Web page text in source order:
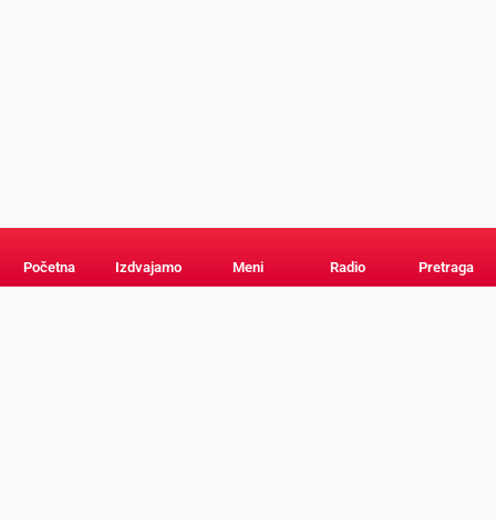
Početna Izdvajamo Meni Radio Pretraga